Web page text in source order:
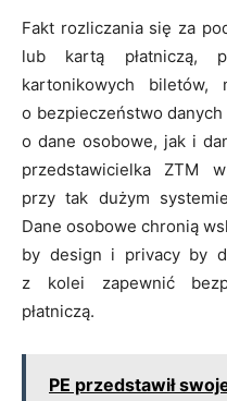
Fakt rozliczania się za
lub kartą płatniczą,
kartonikowych biletów,
o bezpieczeństwo
o dane osobowe, jak i
przedstawicielka ZTM
przy tak dużym
Dane osobowe chronią
by design i privacy by
z kolei zapewnić
płatniczą.
PE przedstawił